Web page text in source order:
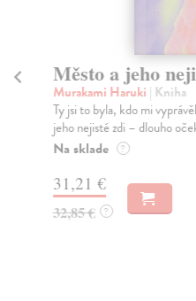
Město a jeho
Murakami Haruki | Kniha
Ty jsi to byla, kdo mi
jeho nejisté zdi – dlouho
Na sklade ?
31,21 €
32,85 € ?